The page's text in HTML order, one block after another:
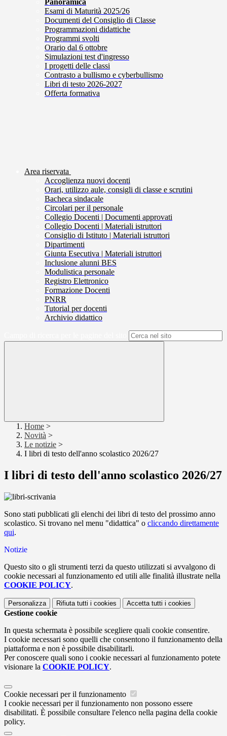
Panoramica
Esami di Maturità 2025/26
Documenti del Consiglio di Classe
Programmazioni didattiche
Programmi svolti
Orario dal 6 ottobre
Simulazioni test d'ingresso
I progetti delle classi
Contrasto a bullismo e cyberbullismo
Libri di testo 2026-2027
Offerta formativa
Area riservata
Accoglienza nuovi docenti
Orari, utilizzo aule, consigli di classe e scrutini
Bacheca sindacale
Circolari per il personale
Collegio Docenti | Documenti approvati
Collegio Docenti | Materiali istruttori
Consiglio di Istituto | Materiali istruttori
Dipartimenti
Giunta Esecutiva | Materiali istruttori
Inclusione alunni BES
Modulistica personale
Registro Elettronico
Formazione Docenti
PNRR
Tutorial per docenti
Archivio didattico
Home >
Novità >
Le notizie >
I libri di testo dell'anno scolastico 2026/27
I libri di testo dell'anno scolastico 2026/27
Sono stati pubblicati gli elenchi dei libri di testo del prossimo anno
scolastico. Si trovano nel menu "didattica" o cliccando direttamente
qui.
Notizie
Questo sito o gli strumenti terzi da questo utilizzati si avvalgono di
cookie necessari al funzionamento ed utili alle finalità illustrate nella
COOKIE POLICY.
Personalizza Rifiuta tutti i cookies Accetta tutti i cookies
Gestione cookie
In questa schermata è possibile scegliere quali cookie consentire.
I cookie necessari sono quelli che consentono il funzionamento della
piattaforma e non è possibile disabilitarli.
Per conoscere quali sono i cookie necessari al funzionamento potete
visionare la COOKIE POLICY.
Cookie necessari per il funzionamento
I cookie necessari per il funzionamento non possono essere
disabilitati. È possibile consultare l'elenco nella pagina della cookie
policy.